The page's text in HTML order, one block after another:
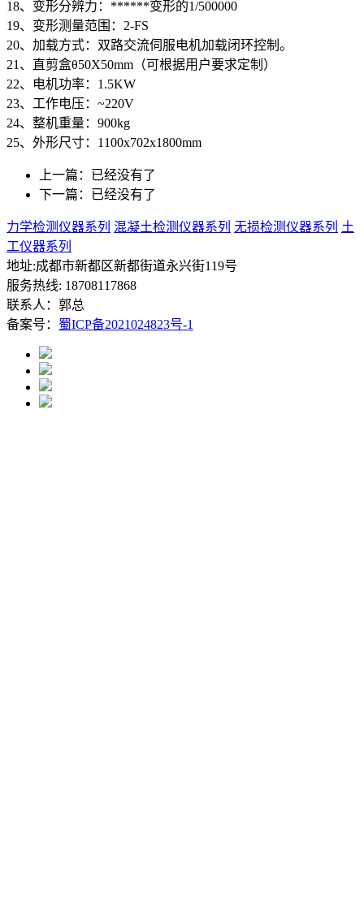
18、变形分辨力：******变形的1/500000
19、变形测量范围：2-FS
20、加载方式：双路交流伺服电机加载闭环控制。
21、直剪盒θ50X50mm（可根据用户要求定制）
22、电机功率：1.5KW
23、工作电压：~220V
24、整机重量：900kg
25、外形尺寸：1100x702x1800mm
上一篇：已经没有了
下一篇：已经没有了
力学检测仪器系列 混凝土检测仪器系列 无损检测仪器系列 土
工仪器系列
地址:成都市新都区新都街道永兴街119号
服务热线: 18708117868
联系人：郭总
备案号： 蜀ICP备2021024823号-1